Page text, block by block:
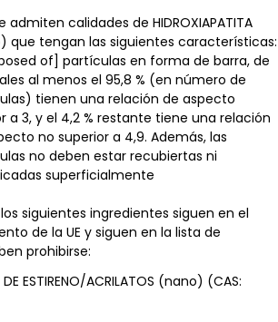
admiten calidades de HIDROXIAPATITA
que tengan las siguientes características:
of] partículas en forma de barra, de
al menos el 95,8 % (en número de
tienen una relación de aspecto
a 3, y el 4,2 % restante tiene una relación
no superior a 4,9. Además, las
no deben estar recubiertas ni
superficialmente
siguientes ingredientes siguen en el
de la UE y siguen en la lista de
prohibirse:
ESTIRENO/ACRILATOS (nano) (CAS: